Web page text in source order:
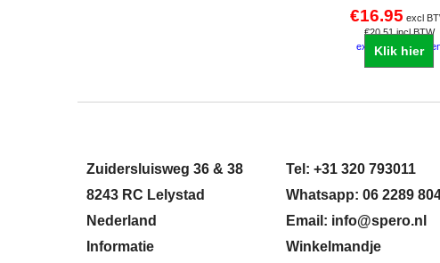
€16.95 excl
€20.51 incl BTW
excl
Zuidersluisweg 36 & 38
8243 RC Lelystad
Nederland
Informatie
Tel: +31 320 793011
Whatsapp: 06 2289
Email: info@spero.nl
Winkelmandje